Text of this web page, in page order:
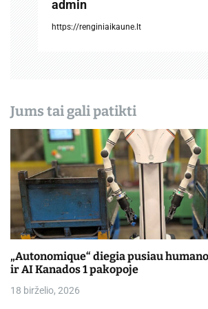
admin
https://renginiaikaune.lt
Jums tai gali patikti
„Autonomique“ diegia pusiau
ir AI Kanados 1 pakopoje
18 birželio, 2026